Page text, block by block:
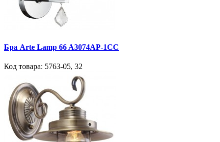
Бра Arte Lamp 66 A3074AP-1CC
Код товара: 5763-05, 32